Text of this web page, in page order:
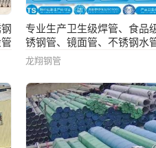
专业生产卫生级焊管、食品
锈钢管、镜面管、不锈钢水
卡压式不锈钢水管
龙翔钢管